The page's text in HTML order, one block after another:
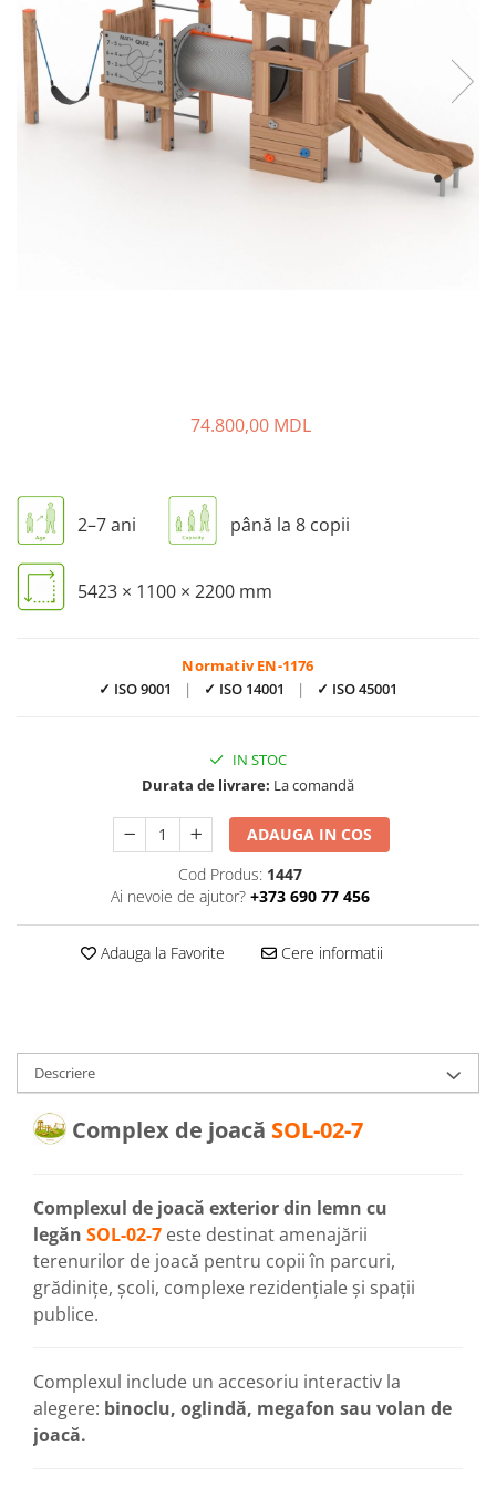
Pavilioane pentru grădinițe
74.800,00 MDL
2–7 ani până la 8 copii
5423 × 1100 × 2200 mm
Normativ EN-1176
✓ ISO 9001
| ✓ ISO 14001 | ✓ ISO 45001
IN STOC
Durata de livrare: La comandă
ADAUGA IN COS
Cod Produs: 1447
Ai nevoie de ajutor? +373 690 77 456
Adauga la Favorite Cere informatii
Descriere
Complex de joacă SOL-02-7
Complexul de joacă exterior din lemn cu
legăn SOL-02-7 este destinat amenajării
terenurilor de joacă pentru copii în parcuri,
grădinițe, școli, complexe rezidențiale și spații
publice.
Complexul include un accesoriu interactiv la
alegere: binoclu, oglindă, megafon sau volan de
joacă.